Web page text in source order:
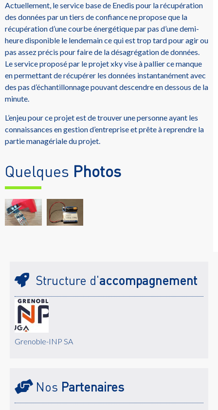
Actuellement, le service base de Enedis pour la récupération
des données par un tiers de confiance ne propose que la
récupération d’une courbe énergétique par pas d’une demi-
heure disponible le lendemain ce qui est trop tard pour agir ou
pas assez précis pour faire de la désagrégation de données.
Le service proposé par le projet xky vise à pallier ce manque
en permettant de récupérer les données instantanément avec
des pas d’échantillonnage pouvant descendre en dessous de la
minute.
L’enjeu pour ce projet est de trouver une personne ayant les
connaissances en gestion d’entreprise et prête à reprendre la
partie managériale du projet.
Quelques Photos
Structure d'accompagnement
Grenoble-INP SA
Nos Partenaires